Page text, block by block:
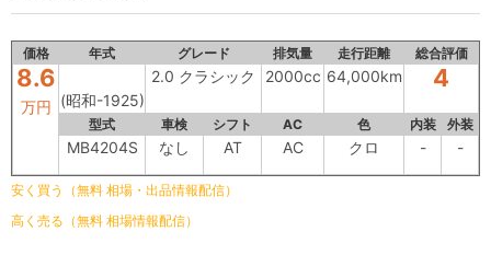
価格 年式 グレード 排気量 走行距離 総合評価
8.6
万円 (昭和-1925)
2.0 クラシック 2000cc 64,000km 4
型式 車検 シフト AC 色 内装 外装
MB4204S なし AT AC クロ - -
安く買う（無料 相場・出品情報配信）
高く売る（無料 相場情報配信）